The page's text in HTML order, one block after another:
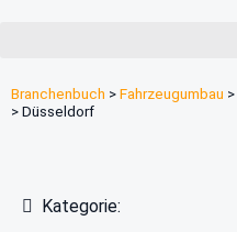
Branchenbuch >Fahrzeugumbau >
>Düsseldorf
Kategorie: